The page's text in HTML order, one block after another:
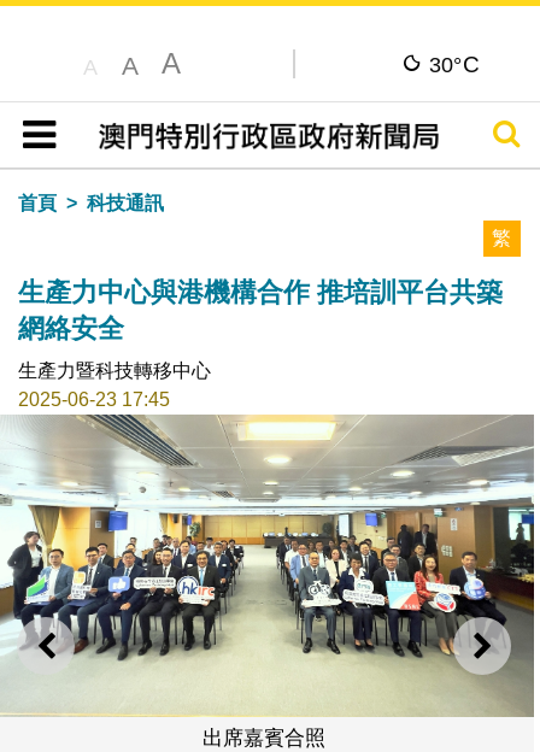
A A A 30°C
目錄
搜尋
首頁
科技通訊
繁
生產力中心與港機構合作 推培訓平台共築
網絡安全
生產力暨科技轉移中心
2025-06-23 17:45
上一則 下一
出席嘉賓合照